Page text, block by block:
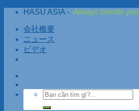
Skip
content
HASU ASIA - Always beside you
会社概要
ニュース
ビデオ